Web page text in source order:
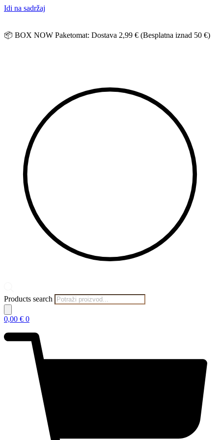
Idi na sadržaj
📦 BOX NOW Paketomat: Dostava 2,99 € (Besplatna iznad 50 €)
Products search
0,00 € 0